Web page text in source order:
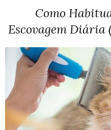
Como
Escovagem Diária